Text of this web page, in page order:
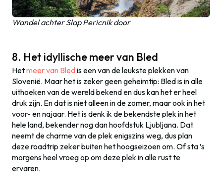
Wandel achter Slap Pericnik door
8. Het idyllische meer van Bled
Hetmeer van Bledis een van de leukste plekken van
Slovenië. Maar het is zeker geen geheimtip: Bled is in alle
uithoeken van de wereld bekend en dus kan het er heel
druk zijn. En dat is niet alleen in de zomer, maar ook in het
voor- en najaar. Het is denk ik de bekendste plek in het
hele land, bekender nog dan hoofdstuk Ljubljana. Dat
neemt de charme van de plek enigszins weg, dus plan
deze roadtrip zeker buiten het hoogseizoen om. Of sta ’s
morgens heel vroeg op om deze plek in alle rust te
ervaren.